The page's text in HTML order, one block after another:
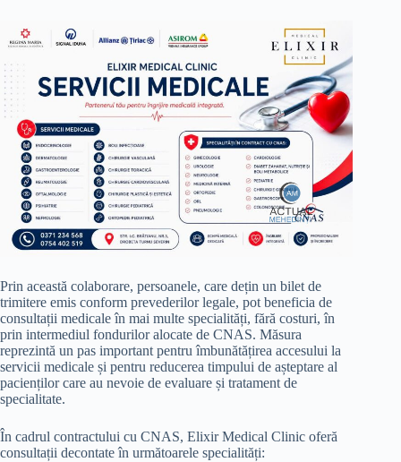
Prin această colaborare, persoanele, care dețin un bilet de
trimitere emis conform prevederilor legale, pot beneficia de
consultații medicale în mai multe specialități, fără costuri, în
prin intermediul fondurilor alocate de CNAS. Măsura
reprezintă un pas important pentru îmbunătățirea accesului la
servicii medicale și pentru reducerea timpului de așteptare al
pacienților care au nevoie de evaluare și tratament de
specialitate.
În cadrul contractului cu CNAS, Elixir Medical Clinic oferă
consultații decontate în următoarele specialități: